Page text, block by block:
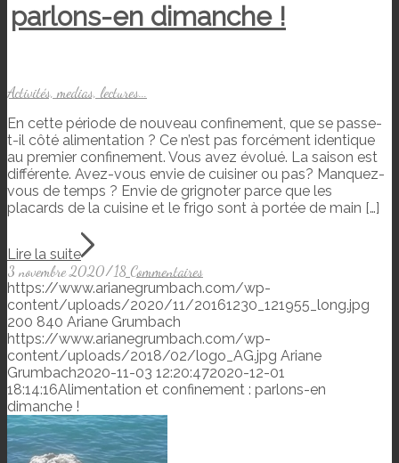
parlons-en dimanche !
Activités, medias, lectures...
En cette période de nouveau confinement, que se passe-
t-il côté alimentation ? Ce n’est pas forcément identique
au premier confinement. Vous avez évolué. La saison est
différente. Avez-vous envie de cuisiner ou pas? Manquez-
vous de temps ? Envie de grignoter parce que les
placards de la cuisine et le frigo sont à portée de main […]
Lire la suite
3 novembre 2020/18 Commentaires
https://www.arianegrumbach.com/wp-
content/uploads/2020/11/20161230_121955_long.jpg
200 840 Ariane Grumbach
https://www.arianegrumbach.com/wp-
content/uploads/2018/02/logo_AG.jpg Ariane
Grumbach2020-11-03 12:20:472020-12-01
18:14:16Alimentation et confinement : parlons-en
dimanche !